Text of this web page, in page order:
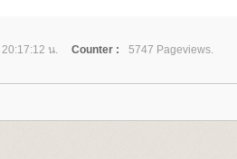
น. Counter :
5747 Pageviews.